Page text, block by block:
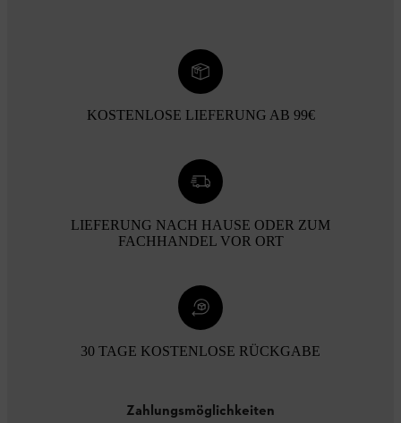
KOSTENLOSE LIEFERUNG AB 99€
LIEFERUNG NACH HAUSE ODER ZUM
FACHHANDEL VOR ORT
30 TAGE KOSTENLOSE RÜCKGABE
Zahlungsmöglichkeiten